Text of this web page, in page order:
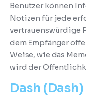
Benutzer können
Notizen für jede
vertrauenswürdige
dem Empfänger
Weise, wie das
wird der
Dash (Dash)